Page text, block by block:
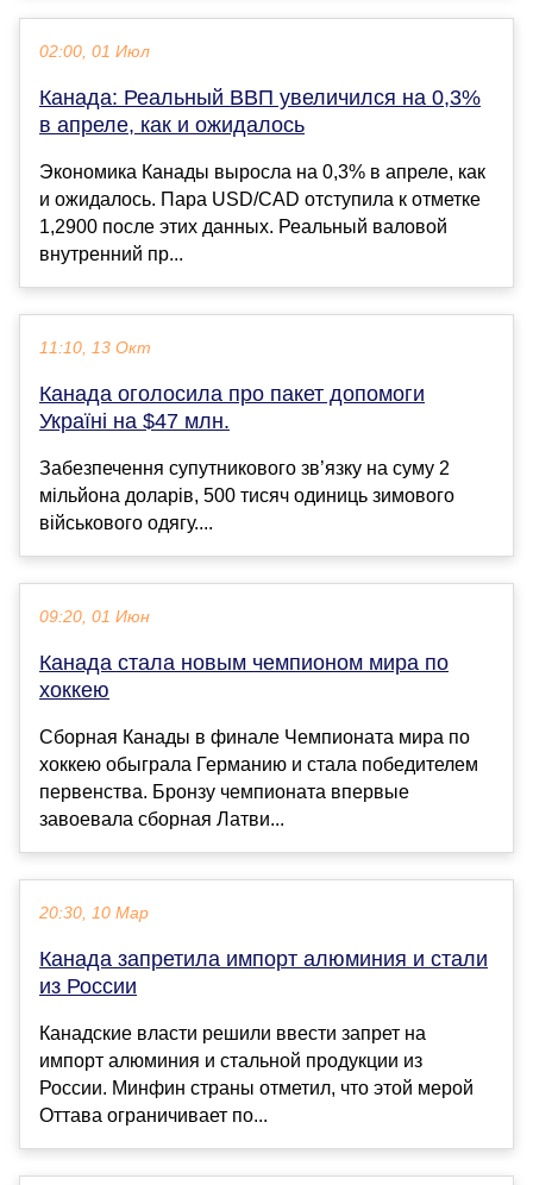
02:00, 01 Июл
Канада: Реальный ВВП увеличился на 0,3%
в апреле, как и ожидалось
Экономика Канады выросла на 0,3% в апреле, как
и ожидалось. Пара USD/CAD отступила к отметке
1,2900 после этих данных. Реальный валовой
внутренний пр...
11:10, 13 Окт
Канада оголосила про пакет допомоги
Україні на $47 млн.
Забезпечення супутникового зв’язку на суму 2
мільйона доларів, 500 тисяч одиниць зимового
військового одягу....
09:20, 01 Июн
Канада стала новым чемпионом мира по
хоккею
Сборная Канады в финале Чемпионата мира по
хоккею обыграла Германию и стала победителем
первенства. Бронзу чемпионата впервые
завоевала сборная Латви...
20:30, 10 Мар
Канада запретила импорт алюминия и стали
из России
Канадские власти решили ввести запрет на
импорт алюминия и стальной продукции из
России. Минфин страны отметил, что этой мерой
Оттава ограничивает по...